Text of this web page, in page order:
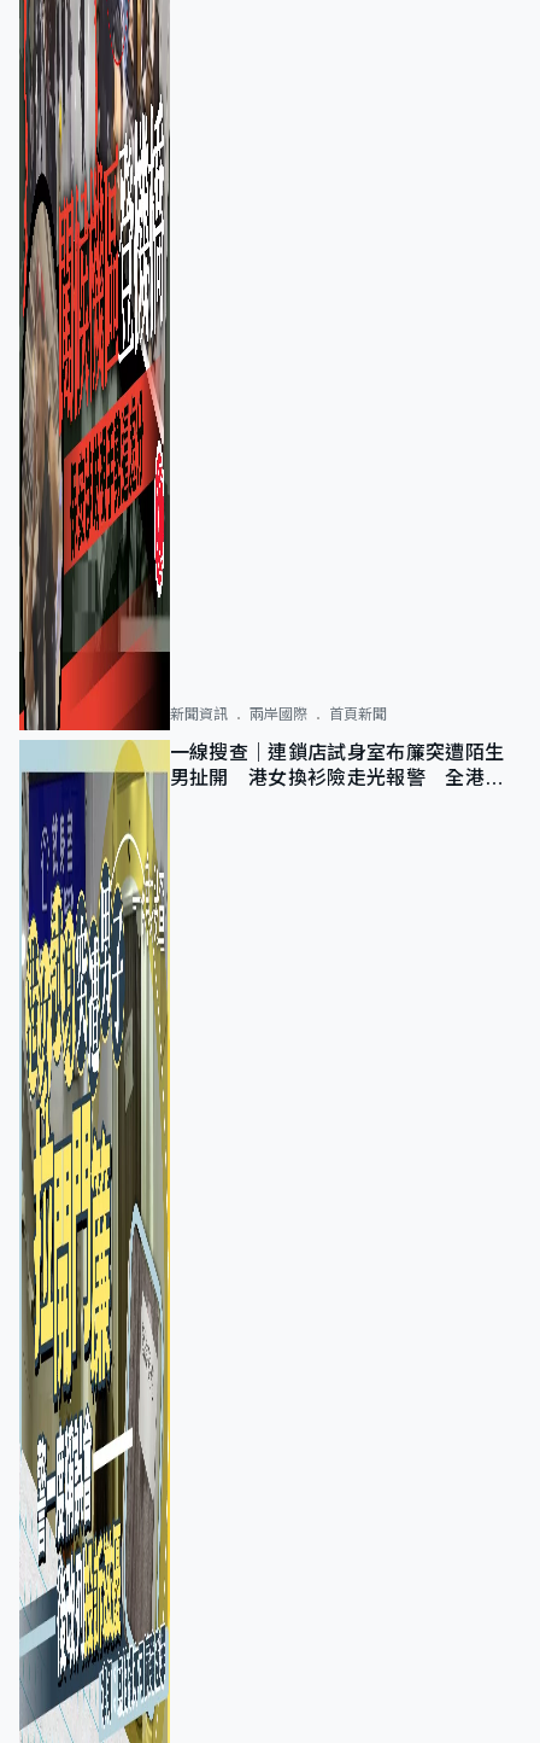
新聞資訊 兩岸國際 首頁新聞
一線搜查｜連鎖店試身室布簾突遭陌生
男扯開 港女換衫險走光報警 全港分